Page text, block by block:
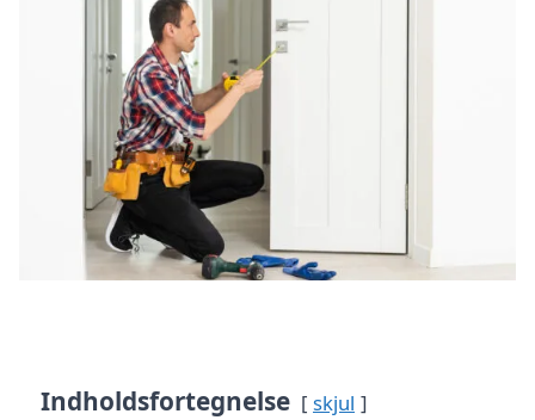
Indholdsfortegnelse skjul